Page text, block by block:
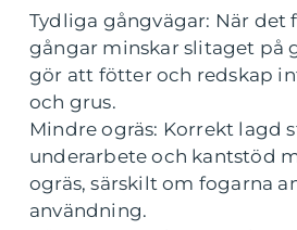
Tydliga gångvägar: När det
gångar minskar slitaget på
gör att fötter och redskap
och grus.
Mindre ogräs: Korrekt lagd
underarbete och kantstöd
ogräs, särskilt om fogarna
användning.